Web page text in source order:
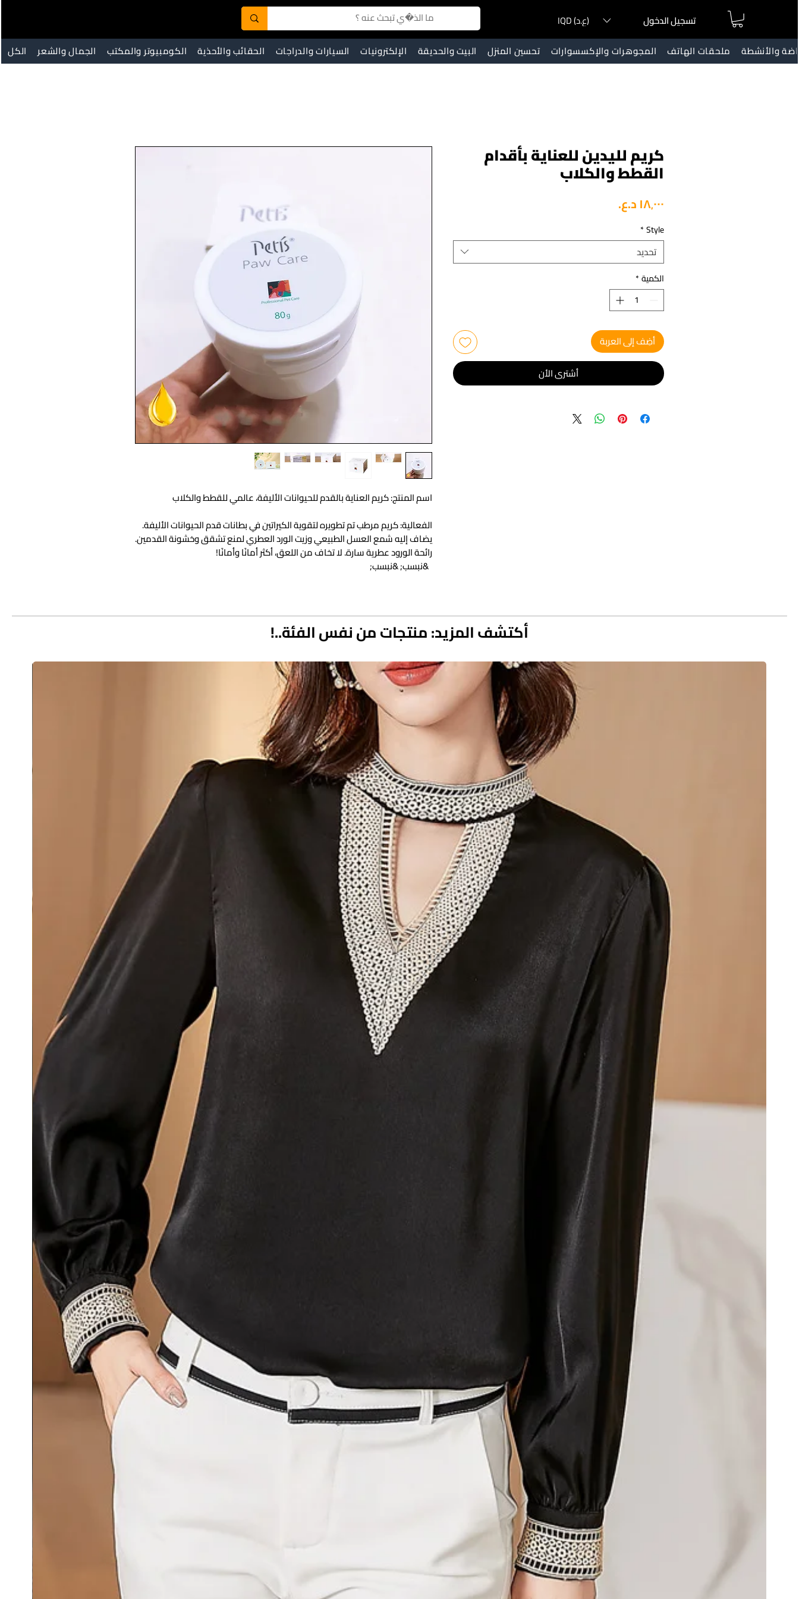
IQD (ع.د)
تسجيل الدخول
الكل
الجمال والشعر الكومبيوتر والمكتب الحقائب والأحذية السيارات والدراجات الإلكترونيات البيت والحديقة تحسين المنزل المجوهرات والإكسسوارات ملحقات الهاتف والأنشطة
اسم المنتج: كريم العناية بالقدم للحيوانات الأليفة، عالمي للقطط والكلاب
الفعالية: كريم مرطب تم تطويره لتقوية الكيراتين في بطانات قدم الحيوانات الأليفة.
يضاف إليه شمع العسل الطبيعي وزيت الورد العطري لمنع تشقق وخشونة القدمين.
رائحة الورود عطرية سارة. لا تخاف من اللعق، أكثر أمانًا وأمانًا!
&نبسب; &نبسب;
كريم لليدين للعناية بأقدام
القطط والكلاب
Style
*
تحديد
الكمية*
أضِف إلى العربة
أشتري الأن
أكتشف المزيد: منتجات من نفس الفئة..!